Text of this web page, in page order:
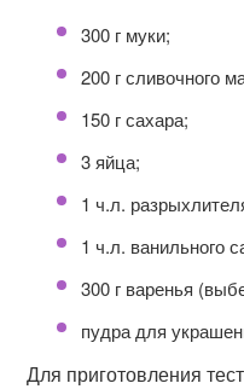
300 г муки;
200 г сливочного
150 г сахара;
3 яйца;
1 ч.л.
1 ч.л. ванильного
300 г варенья
пудра для
Для приготовления